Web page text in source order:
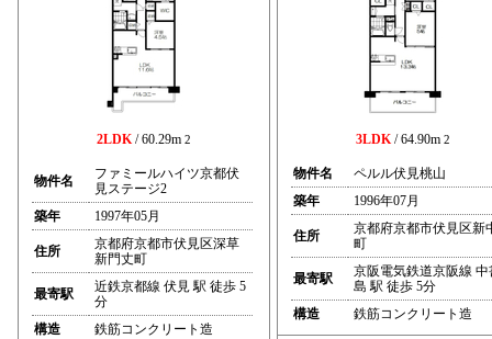
2LDK/ 60.29m 2
物件名
ファミールハイツ京都伏
見ステージ2
築年
1997年05月
住所
京都府京都市伏見区深草
新門丈町
最寄駅
近鉄京都線 伏見 駅 徒歩 5
分
構造
鉄筋コンクリート造
3LDK/ 64.90m 2
物件名
ペルル伏見桃山
築年
1996年07月
住所
京都府京都市伏見区新
町
最寄駅
京阪電気鉄道京阪線 中
島 駅 徒歩 5分
構造
鉄筋コンクリート造